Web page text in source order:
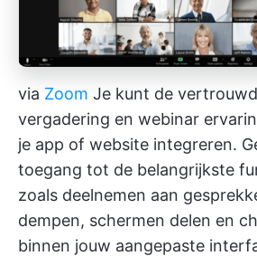
via Zoom Je kunt de
vergadering en webinar
je app of website integreren.
toegang tot de belangrijkste
zoals deelnemen aan
dempen, schermen delen en
binnen jouw aangepaste